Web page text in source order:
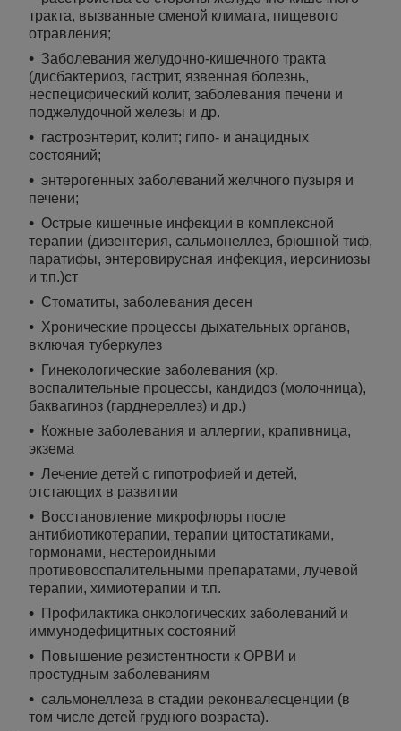
тракта, вызванные сменой климата, пищевого
отравления;
Заболевания желудочно-кишечного тракта
(дисбактериоз, гастрит, язвенная болезнь,
неспецифический колит, заболевания печени и
поджелудочной железы и др.
гастроэнтерит, колит; гипо- и анацидных
состояний;
энтерогенных заболеваний желчного пузыря и
печени;
Острые кишечные инфекции в комплексной
терапии (дизентерия, сальмонеллез, брюшной тиф,
паратифы, энтеровирусная инфекция, иерсиниозы
и т.п.)ст
Стоматиты, заболевания десен
Хронические процессы дыхательных органов,
включая туберкулез
Гинекологические заболевания (хр.
воспалительные процессы, кандидоз (молочница),
баквагиноз (гарднереллез) и др.)
Кожные заболевания и аллергии, крапивница,
экзема
Лечение детей с гипотрофией и детей,
отстающих в развитии
Восстановление микрофлоры после
антибиотикотерапии, терапии цитостатиками,
гормонами, нестероидными
противовоспалительными препаратами, лучевой
терапии, химиотерапии и т.п.
Профилактика онкологических заболеваний и
иммунодефицитных состояний
Повышение резистентности к ОРВИ и
простудным заболеваниям
сальмонеллеза в стадии реконвалесценции (в
том числе детей грудного возраста).